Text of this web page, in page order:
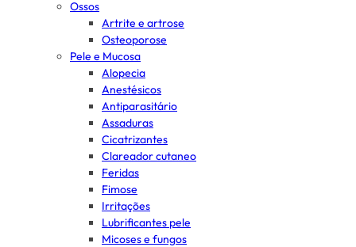
Ossos
Artrite e artrose
Osteoporose
Pele e Mucosa
Alopecia
Anestésicos
Antiparasitário
Assaduras
Cicatrizantes
Clareador cutaneo
Feridas
Fimose
Irritações
Lubrificantes pele
Micoses e fungos